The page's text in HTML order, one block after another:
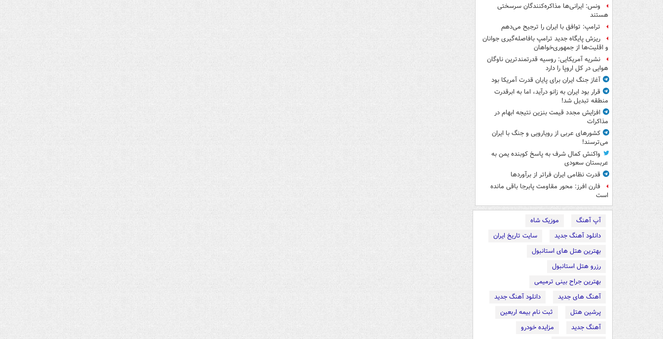
ونس: ایرانی‌ها مذاکره‌کنندگان سرسختی
هستند
ترامپ: توافق با ایران را ترجیح می‌دهم
ریزش پایگاه جدید ترامپ بافاصله‌گیری جوانان
و اقلیت‌ها از جمهوری‌خواهان
نشریه آمریکایی: روسیه قدرتمندترین ناوگان
هوایی در کل اروپا را دارد
آغاز جنگ ایران برای پایان قدرت آمریکا بود
قرار بود ایران به زانو درآید، اما به ابرقدرت
منطقه تبدیل شد!
افزایش مجدد قیمت بنزین نتیجه ابهام در
مذاکرات
کشورهای عربی از رویارویی و جنگ با ایران
می‌ترسند!
واکنش کمال شرف به پاسخ کوبنده یمن به
عربستان سعودی
قدرت نظامی ایران فراتر از برآوردها
فارن افرز: محور مقاومت پابرجا باقی مانده
است
آپ آهنگ
موزیک شاه
دانلود آهنگ جدید
سایت تاریخ ایران
بهترین هتل های استانبول
رزرو هتل استانبول
بهترین جراح بینی ترمیمی
آهنگ های جدید
دانلود آهنگ جدید
پرشین هتل
ثبت نام بیمه اربعین
آهنگ جدید
مزایده خودرو